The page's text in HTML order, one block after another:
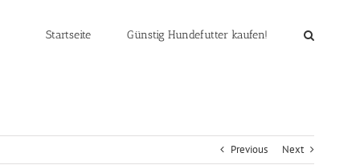
Startseite Günstig Hundefutter kaufen!
Previous Next